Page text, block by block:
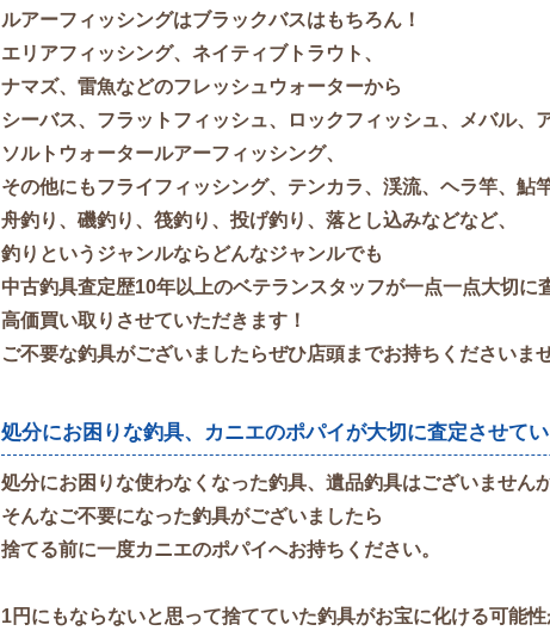
ルアーフィッシングはブラックバスはもちろん！
エリアフィッシング、ネイティブトラウト、
ナマズ、雷魚などのフレッシュウォーターから
シーバス、フラットフィッシュ、ロックフィッシュ、メバル、
ソルトウォータールアーフィッシング、
その他にもフライフィッシング、テンカラ、渓流、ヘラ竿、鮎
舟釣り、磯釣り、筏釣り、投げ釣り、落とし込みなどなど、
釣りというジャンルならどんなジャンルでも
中古釣具査定歴10年以上のベテランスタッフが一点一点大切に
高価買い取りさせていただきます！
ご不要な釣具がございましたらぜひ店頭までお持ちくださいま
処分にお困りな釣具、カニエのポパイが大切に査定させて
処分にお困りな使わなくなった釣具、遺品釣具はございません
そんなご不要になった釣具がございましたら
捨てる前に一度カニエのポパイへお持ちください。
1円にもならないと思って捨てていた釣具がお宝に化ける可能